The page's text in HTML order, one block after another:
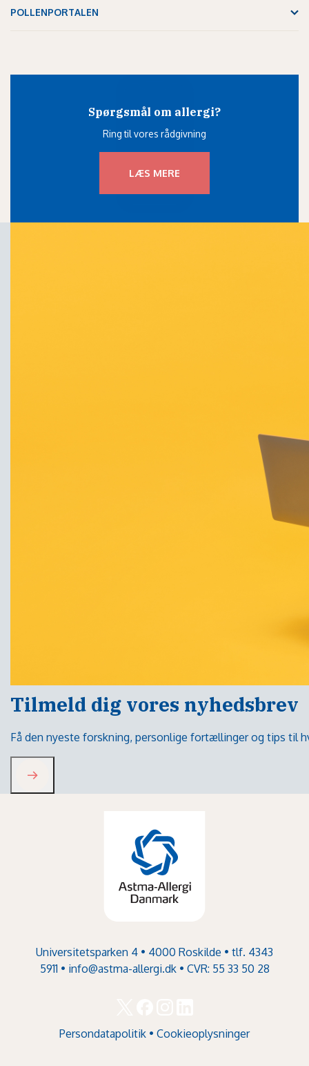
POLLENPORTALEN
Spørgsmål om allergi?
Ring til vores rådgivning
LÆS MERE
Tilmeld dig vores nyhedsbrev
Få den nyeste forskning, personlige fortællinger og tips til
Universitetsparken 4 • 4000 Roskilde • tlf. 4343
5911 • info@astma-allergi.dk• CVR: 55 33 50 28
Persondatapolitik • Cookieoplysninger